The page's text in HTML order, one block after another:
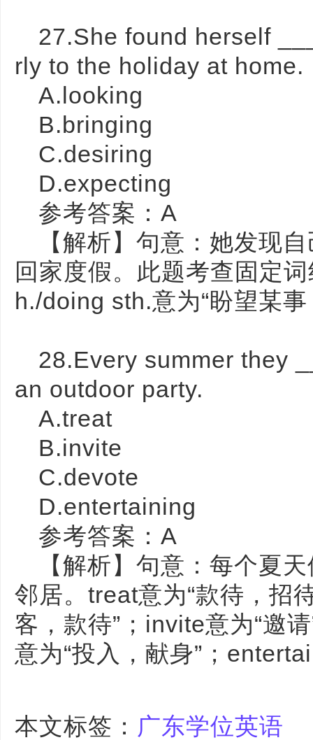
27.She found herself
rly to the holiday at home.
A.looking
B.bringing
C.desiring
D.expecting
参考答案：A
【解析】句意：她发现
回家度假。此题考查固定
h./doing sth.意为“盼望某
28.Every summer they
an outdoor party.
A.treat
B.invite
C.devote
D.entertaining
参考答案：A
【解析】句意：每个夏
邻居。treat意为“款待，招
客，款待”；invite意为“邀
意为“投入，献身”；
本文标签： 广东学位英语